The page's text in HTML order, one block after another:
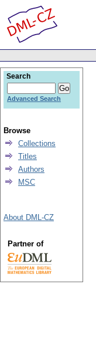
Search
Advanced Search
Browse
Collections
Titles
Authors
MSC
About DML-CZ
Partner of